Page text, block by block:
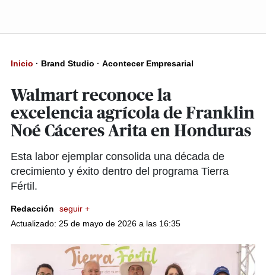
Inicio · Brand Studio · Acontecer Empresarial
Walmart reconoce la
excelencia agrícola de Franklin
Noé Cáceres Arita en Honduras
Esta labor ejemplar consolida una década de
crecimiento y éxito dentro del programa Tierra
Fértil.
Redacción
seguir +
Actualizado: 25 de mayo de 2026 a las 16:35